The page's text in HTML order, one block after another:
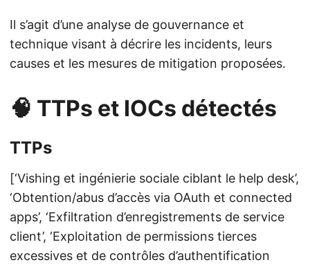
Il s’agit d’une analyse de gouvernance et
technique visant à décrire les incidents, leurs
causes et les mesures de mitigation proposées.
🧠 TTPs et IOCs détectés
TTPs
[‘Vishing et ingénierie sociale ciblant le help desk’,
‘Obtention/abus d’accès via OAuth et connected
apps’, ‘Exfiltration d’enregistrements de service
client’, ‘Exploitation de permissions tierces
excessives et de contrôles d’authentification